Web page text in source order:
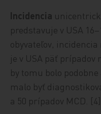
Incidencia
predstavuje v USA
obyvateľov,
je v USA päť prípadov
by tomu bolo
malo byť
a 50 prípadov MCD. [4]